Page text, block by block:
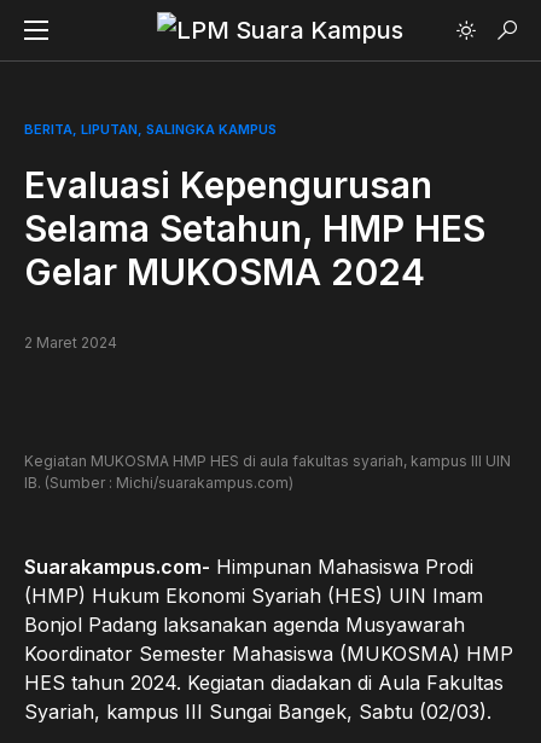
BERITA LIPUTAN SALINGKA KAMPUS
Evaluasi Kepengurusan
Selama Setahun, HMP HES
Gelar MUKOSMA 2024
2 Maret 2024
Kegiatan MUKOSMA HMP HES di aula fakultas syariah, kampus III UIN
IB. (Sumber : Michi/suarakampus.com)
Suarakampus.com- Himpunan Mahasiswa Prodi
(HMP) Hukum Ekonomi Syariah (HES) UIN Imam
Bonjol Padang laksanakan agenda Musyawarah
Koordinator Semester Mahasiswa (MUKOSMA) HMP
HES tahun 2024. Kegiatan diadakan di Aula Fakultas
Syariah, kampus III Sungai Bangek, Sabtu (02/03).